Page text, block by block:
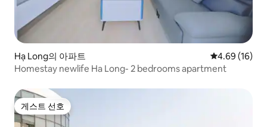
Hạ Long의 아파트 평점 4.69점(5
4.69 (16)
Homestay newlife Ha Long- 2 bedrooms apartment
게스트 선호
게스트 선호